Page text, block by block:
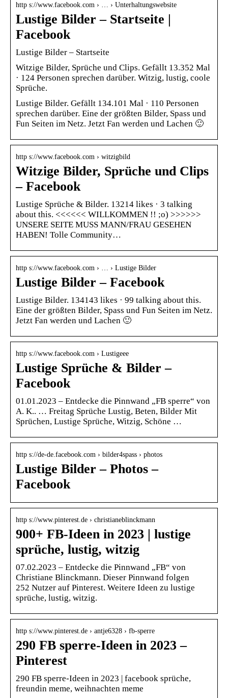
http s://www.facebook.com › … › Unterhaltungswebsite
Lustige Bilder – Startseite |
Facebook
Lustige Bilder – Startseite
Witzige Bilder, Sprüche und Clips. Gefällt 13.352 Mal
· 124 Personen sprechen darüber. Witzig, lustig, coole
Sprüche.
Lustige Bilder. Gefällt 134.101 Mal · 110 Personen
sprechen darüber. Eine der größten Bilder, Spass und
Fun Seiten im Netz. Jetzt Fan werden und Lachen 🙂
http s://www.facebook.com › witzigbild
Witzige Bilder, Sprüche und Clips
– Facebook
Lustige Sprüche & Bilder. 13214 likes · 3 talking
about this. <<<<<< WILLKOMMEN !! ;o) >>>>>>
UNSERE SEITE MUSS MANN/FRAU GESEHEN
HABEN! Tolle Community…
http s://www.facebook.com › … › Lustige Bilder
Lustige Bilder – Facebook
Lustige Bilder. 134143 likes · 99 talking about this.
Eine der größten Bilder, Spass und Fun Seiten im Netz.
Jetzt Fan werden und Lachen 🙂
http s://www.facebook.com › Lustigeee
Lustige Sprüche & Bilder –
Facebook
01.01.2023 – Entdecke die Pinnwand „FB sperre“ von
A. K.. … Freitag Sprüche Lustig, Beten, Bilder Mit
Sprüchen, Lustige Sprüche, Witzig, Schöne …
http s://de-de.facebook.com › bilder4spass › photos
Lustige Bilder – Photos –
Facebook
http s://www.pinterest.de › christianeblinckmann
900+ FB-Ideen in 2023 | lustige
sprüche, lustig, witzig
07.02.2023 – Entdecke die Pinnwand „FB“ von
Christiane Blinckmann. Dieser Pinnwand folgen
252 Nutzer auf Pinterest. Weitere Ideen zu lustige
sprüche, lustig, witzig.
http s://www.pinterest.de › antje6328 › fb-sperre
290 FB sperre-Ideen in 2023 –
Pinterest
290 FB sperre-Ideen in 2023 | facebook sprüche,
freundin meme, weihnachten meme